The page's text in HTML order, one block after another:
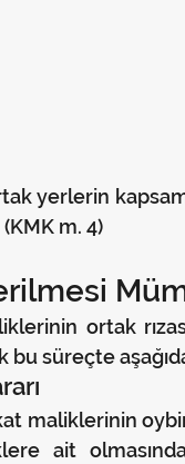
yerlerin
m. 4)
ortak
bu süreçte
maliklerinin
ait